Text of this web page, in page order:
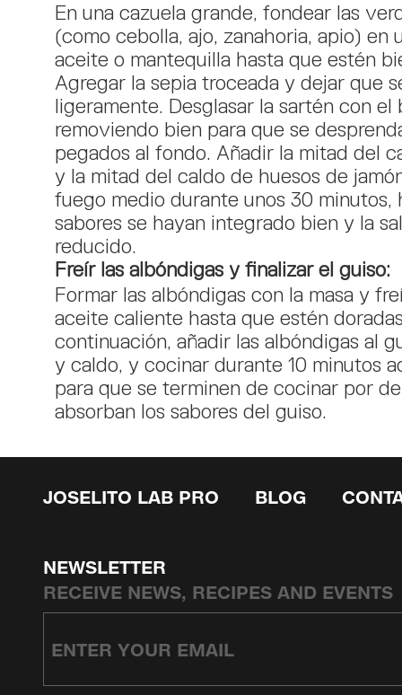
En una cazuela grande, fondear las
(como cebolla, ajo, zanahoria, apio) en
aceite o mantequilla hasta que estén
Agregar la sepia troceada y dejar que
ligeramente. Desglasar la sartén con el
removiendo bien para que se
pegados al fondo. Añadir la mitad del
y la mitad del caldo de huesos de
fuego medio durante unos 30 minutos,
sabores se hayan integrado bien y la
reducido.
Freír las albóndigas y finalizar el guiso:
Formar las albóndigas con la masa y
aceite caliente hasta que estén
continuación, añadir las albóndigas al
y caldo, y cocinar durante 10 minutos
para que se terminen de cocinar por
absorban los sabores del guiso.
JOSELITO LAB PRO BLOG
NEWSLETTER
RECEIVE NEWS, RECIPES AND EVENTS